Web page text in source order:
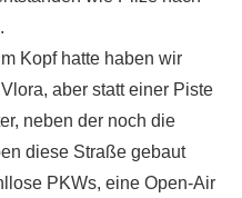
Kopf hatte haben wir
aber statt einer Piste
neben der noch die
diese Straße gebaut
PKWs, eine Open-Air